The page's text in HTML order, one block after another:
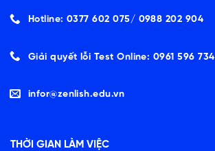
Hotline: 0377 602 075/ ‭0988 202 904‬
Giải quyết lỗi Test Online: 0961 596 734
infor@zenlish.edu.vn
THỜI GIAN LÀM VIỆC